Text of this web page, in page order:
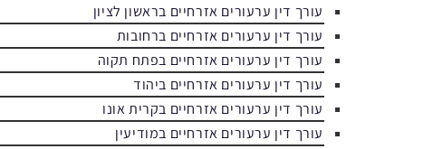
עורך דין ערעורים אזרחיים בראשון לציון
עורך דין ערעורים אזרחיים ברחובות
עורך דין ערעורים אזרחיים בפתח תקוה
עורך דין ערעורים אזרחיים ביהוד
עורך דין ערעורים אזרחיים בקרית אונו
עורך דין ערעורים אזרחיים במודיעין